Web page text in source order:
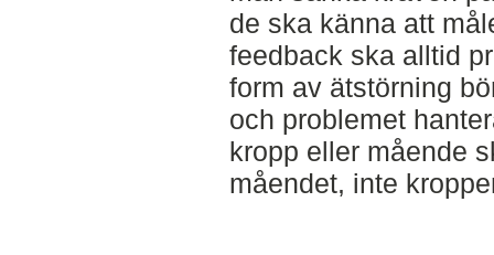
de ska känna att
feedback ska alltid
form av ätstörning
och problemet
kropp eller mående
måendet, inte